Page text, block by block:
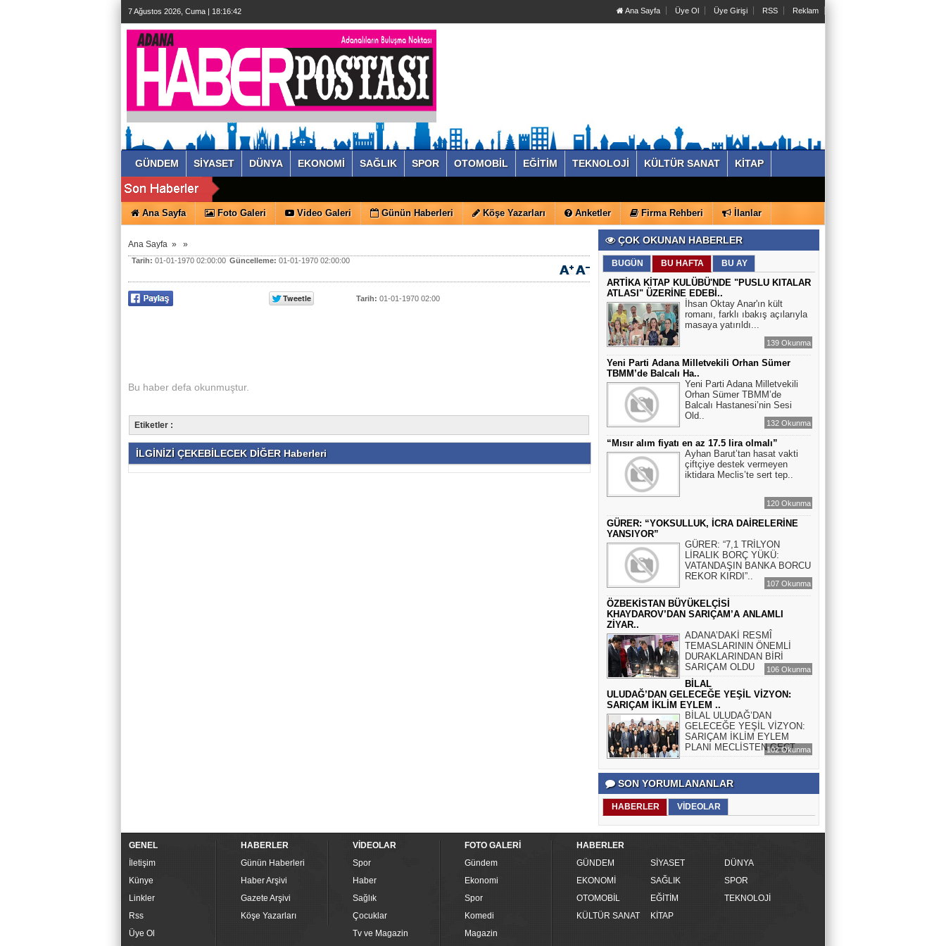
7 Ağustos 2026, Cuma | 18:16:43 Ana Sayfa Üye Ol Üye Girişi RSS Reklam
GÜNDEM SİYASET DÜNYA EKONOMİ SAĞLIK SPOR OTOMOBİL EĞİTİM TEKNOLOJİ KÜLTÜR SANAT KİTAP
Ana Sayfa Foto Galeri Video Galeri Günün Haberleri Köşe Yazarları Anketler Firma Rehberi İlanlar
Ana Sayfa » »
Tarih: 01-01-1970 02:00:00 Güncelleme: 01-01-1970 02:00:00
Tarih: 01-01-1970 02:00
Bu haber defa okunmuştur.
Etiketler :
İLGİNİZİ ÇEKEBİLECEK DİĞER Haberleri
ÇOK OKUNAN HABERLER
BUGÜN BU HAFTA BU AY
ARTİKA KİTAP KULÜBÜ'NDE "PUSLU KITALAR
ATLASI" ÜZERİNE EDEBİ..
İhsan Oktay Anar'ın kült
romanı, farklı ıbakış açılarıyla
masaya yatırıldı...
139 Okunma
Yeni Parti Adana Milletvekili Orhan Sümer
TBMM’de Balcalı Ha..
Yeni Parti Adana Milletvekili
Orhan Sümer TBMM’de
Balcalı Hastanesi’nin Sesi
Old..
132 Okunma
“Mısır alım fiyatı en az 17.5 lira olmalı”
Ayhan Barut’tan hasat vakti
çiftçiye destek vermeyen
iktidara Meclis’te sert tep..
120 Okunma
GÜRER: “YOKSULLUK, İCRA DAİRELERİNE
YANSIYOR”
GÜRER: “7,1 TRİLYON
LİRALIK BORÇ YÜKÜ:
VATANDAŞIN BANKA BORCU
REKOR KIRDI”..
107 Okunma
ÖZBEKİSTAN BÜYÜKELÇİSİ
KHAYDAROV’DAN SARIÇAM’A ANLAMLI
ZİYAR..
ADANA’DAKİ RESMÎ
TEMASLARININ ÖNEMLİ
DURAKLARINDAN BİRİ
SARIÇAM OLDU
106 Okunma
BİLAL
ULUDAĞ’DAN GELECEĞE YEŞİL VİZYON:
SARIÇAM İKLİM EYLEM ..
BİLAL ULUDAĞ’DAN
GELECEĞE YEŞİL VİZYON:
SARIÇAM İKLİM EYLEM
PLANI MECLİSTEN GEÇT..
102 Okunma
SON YORUMLANANLAR
HABERLER VİDEOLAR
GENEL
İletişim
Künye
Linkler
Rss
Üye Ol
HABERLER
Günün Haberleri
Haber Arşivi
Gazete Arşivi
Köşe Yazarları
VİDEOLAR
Spor
Haber
Sağlık
Çocuklar
Tv ve Magazin
FOTO GALERİ
Gündem
Ekonomi
Spor
Komedi
Magazin
HABERLER
GÜNDEM
SİYASET
DÜNYA
EKONOMİ
SAĞLIK
SPOR
OTOMOBİL
EĞİTİM
TEKNOLOJİ
KÜLTÜR SANAT
KİTAP